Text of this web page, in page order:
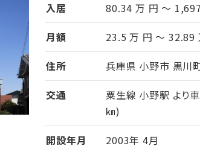
入居
80.34 万 円 ～
月額
23.5 万 円 ～ 32.89
住所
兵庫県 小野市 黒川
交通
粟生線 小野駅 より
㎞)
開設年月
2003年 4月